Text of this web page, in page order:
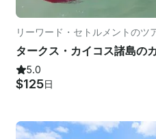
リーワード・セトルメントのツ
タークス・カイコス諸島の
5.0
$125日